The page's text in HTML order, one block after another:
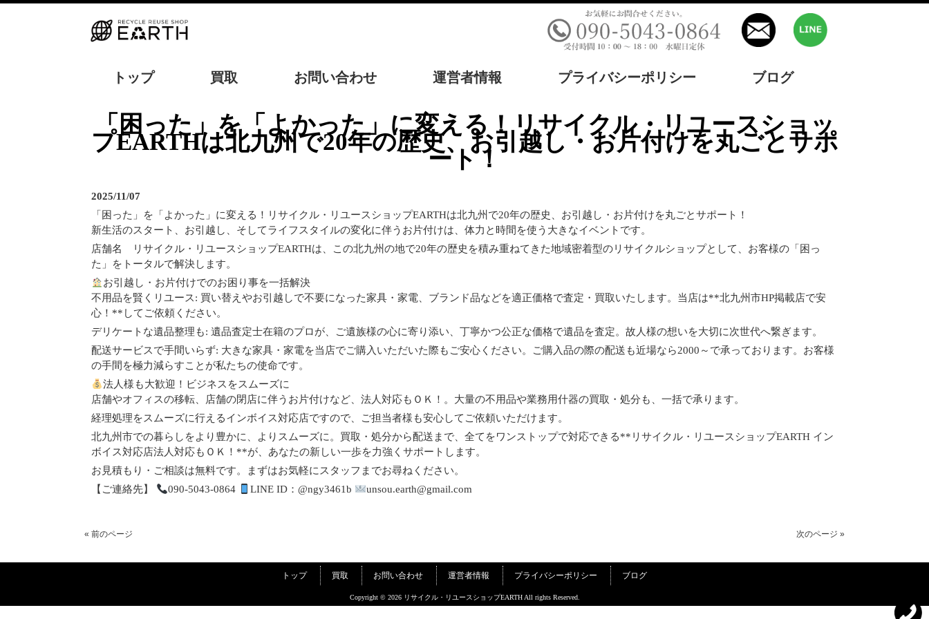
トップ 買取 お問い合わせ 運営者情報 プライバシーポリシー ブログ
「困った」を「よかった」に変える！リサイクル・リユースショッ
プEARTHは北九州で20年の歴史、お引越し・お片付けを丸ごとサポ
ート！
2025/11/07
「困った」を「よかった」に変える！リサイクル・リユースショップEARTHは北九州で20年の歴史、お引越し・お片付けを丸ごとサポート！
新生活のスタート、お引越し、そしてライフスタイルの変化に伴うお片付けは、体力と時間を使う大きなイベントです。
店舗名 リサイクル・リユースショップEARTHは、この北九州の地で20年の歴史を積み重ねてきた地域密着型のリサイクルショップとして、お客様の「困っ
た」をトータルで解決します。
お引越し・お片付けでのお困り事を一括解決
不用品を賢くリユース: 買い替えやお引越しで不要になった家具・家電、ブランド品などを適正価格で査定・買取いたします。当店は**北九州市HP掲載店で安
心！**してご依頼ください。
デリケートな遺品整理も: 遺品査定士在籍のプロが、ご遺族様の心に寄り添い、丁寧かつ公正な価格で遺品を査定。故人様の想いを大切に次世代へ繋ぎます。
配送サービスで手間いらず: 大きな家具・家電を当店でご購入いただいた際もご安心ください。ご購入品の際の配送も近場なら2000～で承っております。お客様
の手間を極力減らすことが私たちの使命です。
法人様も大歓迎！ビジネスをスムーズに
店舗やオフィスの移転、店舗の閉店に伴うお片付けなど、法人対応もＯＫ！。大量の不用品や業務用什器の買取・処分も、一括で承ります。
経理処理をスムーズに行えるインボイス対応店ですので、ご担当者様も安心してご依頼いただけます。
北九州市での暮らしをより豊かに、よりスムーズに。買取・処分から配送まで、全てをワンストップで対応できる**リサイクル・リユースショップEARTH イン
ボイス対応店法人対応もＯＫ！**が、あなたの新しい一歩を力強くサポートします。
お見積もり・ご相談は無料です。まずはお気軽にスタッフまでお尋ねください。
【ご連絡先】
090-5043-0864 LINE ID：@ngy3461b unsou.earth@gmail.com
« 前のページ 次のページ »
トップ 買取 お問い合わせ 運営者情報 プライバシーポリシー ブログ
Copyright © 2026 リサイクル・リユースショップEARTH All rights Reserved.